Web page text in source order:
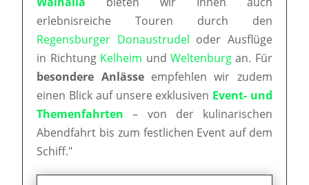
erlebnisreiche Touren durch den
Regensburger Donaustrudel oder Ausflüge
in Richtung Kelheim und Weltenburgan. Für
besondere Anlässeempfehlen wir zudem
einen Blick auf unsere exklusiven Event- und
Themenfahrten – von der kulinarischen
Abendfahrt bis zum festlichen Event auf dem
Schiff."